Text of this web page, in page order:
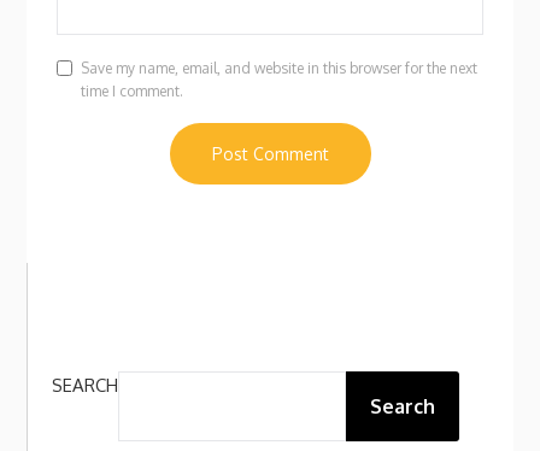
Save my name, email, and website in this browser for the next
time I comment.
SEARCH
Search